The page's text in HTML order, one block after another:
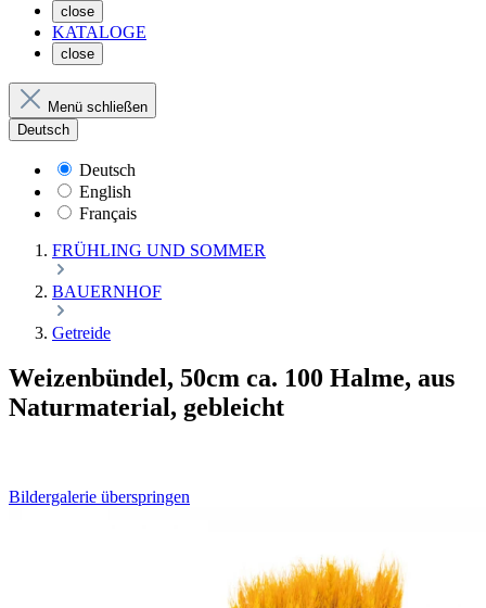
close
KATALOGE
close
Menü schließen
Deutsch
Deutsch
English
Français
FRÜHLING UND SOMMER
BAUERNHOF
Getreide
Weizenbündel, 50cm ca. 100 Halme, aus
Naturmaterial, gebleicht
Bildergalerie überspringen